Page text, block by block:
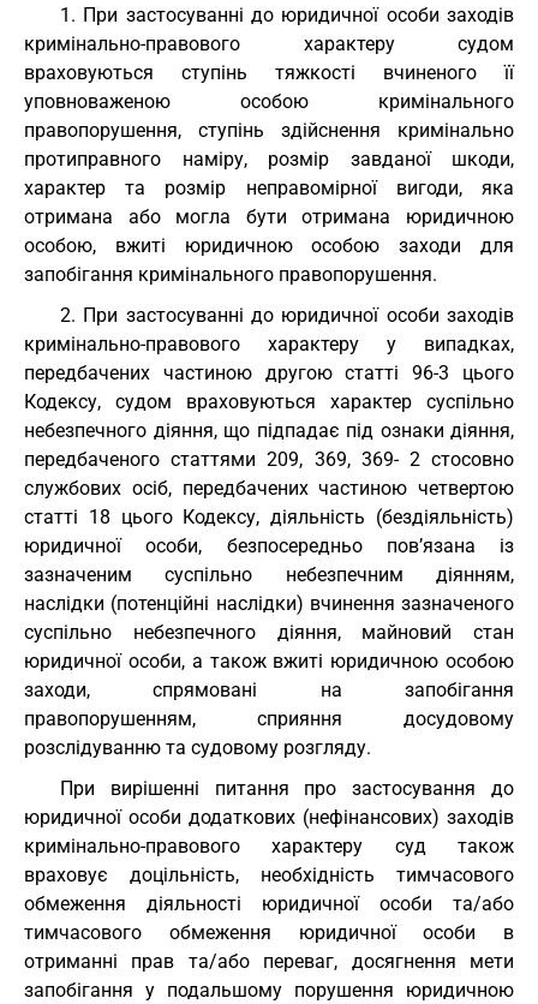
1. При застосуванні до юридичної особи заходів
кримінально-правового характеру судом
враховуються ступінь тяжкості вчиненого її
уповноваженою особою кримінального
правопорушення, ступінь здійснення кримінально
протиправного наміру, розмір завданої шкоди,
характер та розмір неправомірної вигоди, яка
отримана або могла бути отримана юридичною
особою, вжиті юридичною особою заходи для
запобігання кримінального правопорушення.
2. При застосуванні до юридичної особи заходів
кримінально-правового характеру у випадках,
передбачених частиною другою статті 96-3 цього
Кодексу, судом враховуються характер суспільно
небезпечного діяння, що підпадає під ознаки діяння,
передбаченого статтями 209, 369, 369- 2 стосовно
службових осіб, передбачених частиною четвертою
статті 18 цього Кодексу, діяльність (бездіяльність)
юридичної особи, безпосередньо пов’язана із
зазначеним суспільно небезпечним діянням,
наслідки (потенційні наслідки) вчинення зазначеного
суспільно небезпечного діяння, майновий стан
юридичної особи, а також вжиті юридичною особою
заходи, спрямовані на запобігання
правопорушенням, сприяння досудовому
розслідуванню та судовому розгляду.
При вирішенні питання про застосування до
юридичної особи додаткових (нефінансових) заходів
кримінально-правового характеру суд також
враховує доцільність, необхідність тимчасового
обмеження діяльності юридичної особи та/або
тимчасового обмеження юридичної особи в
отриманні прав та/або переваг, досягнення мети
запобігання у подальшому порушення юридичною